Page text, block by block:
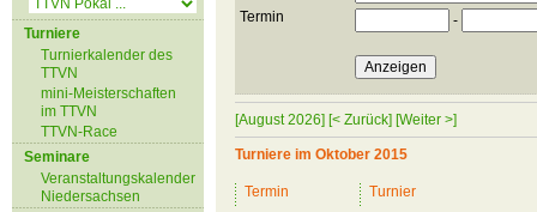
Turniere
Turnierkalender des
TTVN
mini-Meisterschaften
im TTVN
TTVN-Race
Seminare
Veranstaltungskalender
Niedersachsen
Termin
-
[August 2026] [< Zurück] [Weiter >]
Turniere im Oktober 2015
Termin Turnier